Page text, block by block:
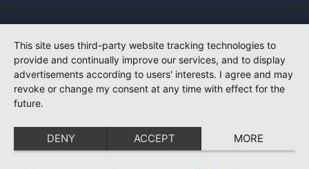
This site uses third-party website tracking technologies to
provide and continually improve our services, and to display
advertisements according to users' interests. I agree and may
revoke or change my consent at any time with effect for the
future.
DENY ACCEPT MORE